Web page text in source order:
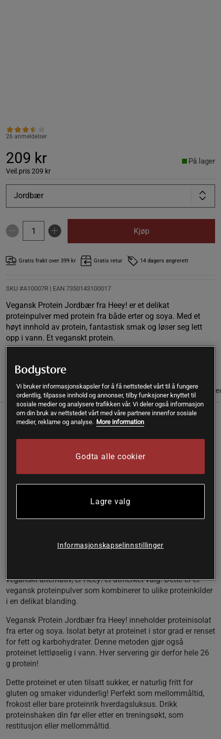
26 anmeldelser
209 kr
Veil.pris209 kr
På lager
Jordbær
Kjøp
Gratis frakt over 399 kr Gratis retur 14 dagers angrerett
SKU #A10007R | EAN 7350143100017
Vegansk Protein Jordbær fra Heey! er et delikat
proteinpulver med protein fra både erter og soya. Med et
høyt innhold av protein, fantastisk smak og løser seg lett
opp i vann. Et veganskt protein.
Informasjon Anmeldelser(26) Næringsinformasjon &
Med Vegansk Protein Jordbær fra Heey! får du et
gjør dette til et rent protein som er lettløselig i vann. Uten
Vegansk protein
26 g protein per servering
Delikat smak
Protein er et viktig næringsstoff som bidrar til å både
veganskt alternativ, er Heey! et utmerket valg. Dette er et
vegansk proteinpulver som kombinerer to ulike proteinkilder
i en delikat blanding.
Vegansk Protein Jordbær fra Heey! inneholder proteinisolat
fra erter og soya. Isolat betyr at proteinet i stor grad er renset
for fett og karbohydrater. Denne metoden gjør også
proteinet lettløselig i vann. Hver servering gir derfor hele 26
g protein!
Dette proteinet er uten tilsatt sukker, er naturlig fritt for
gluten og smaker vidunderlig! Perfekt som mellommåltid,
frokost eller bare proteinrik hverdagsluksus. Drikk
proteinshaken din før eller etter en treningsøkt, som
restitusjon eller mellommåltid.
Vi bruker informasjonskapsler for å få nettstedet vårt til å fungere
ordentlig, tilpasse innhold og annonser, tilby funksjoner knyttet til
sosiale medier og analysere trafikken vår. Vi deler også informasjon
om din bruk av nettstedet vårt med våre partnere innenfor sosiale
medier, reklame og analyse. More information
Godta alle cookier
Lagre valg
Informasjonskapselinnstillinger